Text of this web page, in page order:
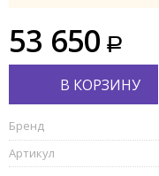
53 650
В КОРЗИНУ
Бренд
Артикул